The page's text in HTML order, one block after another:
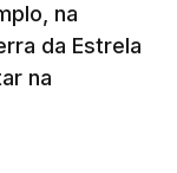
na
da Estrela
na